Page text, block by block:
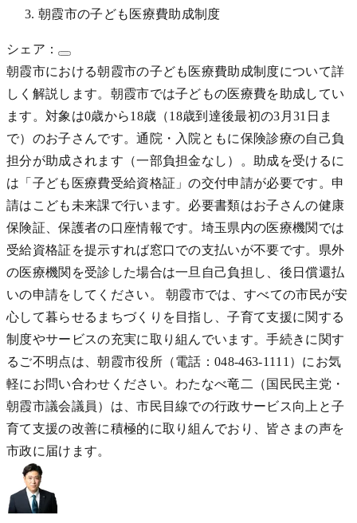
朝霞市の子ども医療費助成制度
シェア：
朝霞市における朝霞市の子ども医療費助成制度について詳
しく解説します。朝霞市では子どもの医療費を助成してい
ます。対象は0歳から18歳（18歳到達後最初の3月31日ま
で）のお子さんです。通院・入院ともに保険診療の自己負
担分が助成されます（一部負担金なし）。助成を受けるに
は「子ども医療費受給資格証」の交付申請が必要です。申
請はこども未来課で行います。必要書類はお子さんの健康
保険証、保護者の口座情報です。埼玉県内の医療機関では
受給資格証を提示すれば窓口での支払いが不要です。県外
の医療機関を受診した場合は一旦自己負担し、後日償還払
いの申請をしてください。 朝霞市では、すべての市民が安
心して暮らせるまちづくりを目指し、子育て支援に関する
制度やサービスの充実に取り組んでいます。手続きに関す
るご不明点は、朝霞市役所（電話：048-463-1111）にお気
軽にお問い合わせください。わたなべ竜二（国民民主党・
朝霞市議会議員）は、市民目線での行政サービス向上と子
育て支援の改善に積極的に取り組んでおり、皆さまの声を
市政に届けます。